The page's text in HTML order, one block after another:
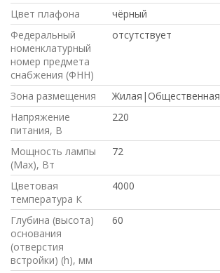
Цвет плафона
чёрный
Федеральный
номенклатурный
номер предмета
снабжения (ФНН)
отсутствует
Зона размещения
Жилая|Общественная
Напряжение
питания, В
220
Мощность лампы
(Max), Вт
72
Цветовая
температура К
4000
Глубина (высота)
основания
(отверстия
встройки) (h), мм
60